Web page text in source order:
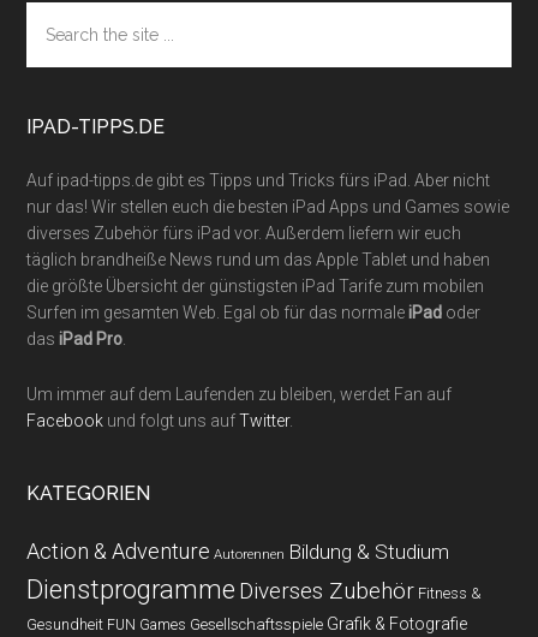
Footer
the
site
IPAD-TIPPS.DE
Auf ipad-tipps.de gibt es Tipps und Tricks fürs iPad. Aber nicht
nur das! Wir stellen euch die besten iPad Apps und Games sowie
diverses Zubehör fürs iPad vor. Außerdem liefern wir euch
täglich brandheiße News rund um das Apple Tablet und haben
die größte Übersicht der günstigsten iPad Tarife zum mobilen
Surfen im gesamten Web. Egal ob für das normaleiPad oder
dasiPad Pro
Um immer auf dem Laufenden zu bleiben, werdet Fan auf
Facebook und folgt uns aufTwitter.
KATEGORIEN
Action & Adventure Autorennen Bildung & Studium
Dienstprogramme Diverses Zubehör Fitness &
Gesundheit FUN Games Gesellschaftsspiele Grafik & Fotografie